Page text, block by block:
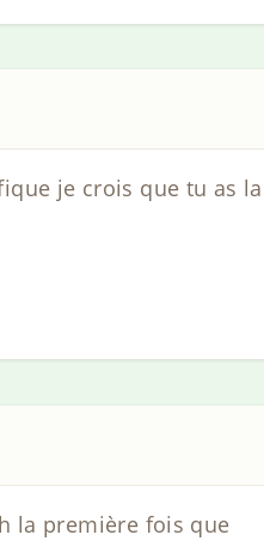
je crois que tu as la
la première fois que